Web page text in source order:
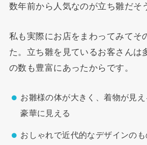
数年前から人気なのが立ち雛だそ
私も実際にお店をまわってみてそ
た。立ち雛を見ているお客さんは
の数も豊富にあったからです。
お雛様の体が大きく、着物が見
豪華に見える
おしゃれで近代的なデザインの